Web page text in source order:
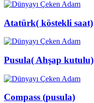
Atatürk( köstekli saat)
Pusula( Ahşap kutulu)
Compass (pusula)